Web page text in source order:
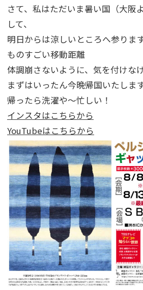
さて、私はただいま暑い国（大阪
して、
明日からは涼しいところへ参りま
ものすごい移動距離
体調崩さないように、気を付けな
まずはいったん今晩帰国いたしま
帰ったら洗濯や～忙しい！
インスタはこちらから
YouTubeはこちらから